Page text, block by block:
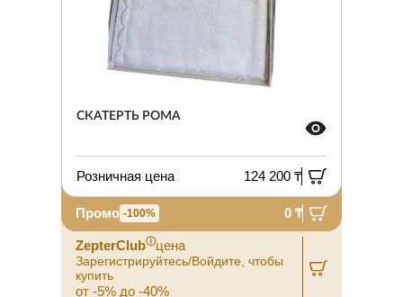
СКАТЕРТЬ РОМА
Розничная цена 124 200 ₸
Промо -100% 0 ₸
ZepterClubⓘцена
Зарегистрируйтесь/Войдите, чтобы
купить
от -5% до -40%